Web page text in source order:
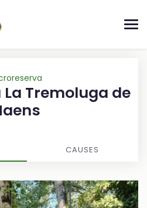
Tremoluga de
CAUSES